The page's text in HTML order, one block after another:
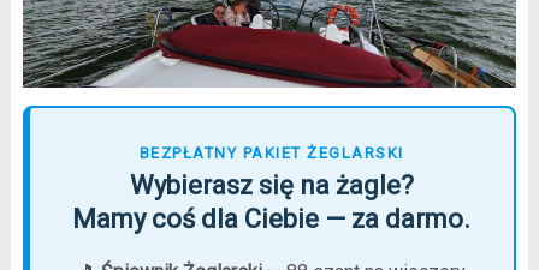
BEZPŁATNY PAKIET ŻEGLARSKI
Wybierasz się na żagle?
Mamy coś dla Ciebie — za darmo.